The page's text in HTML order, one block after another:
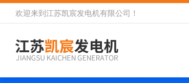
欢迎来到 江苏凯宸发电机有限公司 ！